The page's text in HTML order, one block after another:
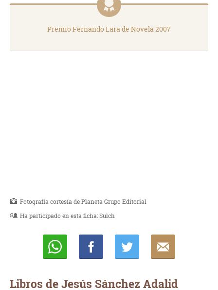
Premio Fernando Lara de Novela 2007
Fotografía cortesía de Planeta Grupo Editorial
Ha participado en esta ficha:Sulch
Libros de Jesús Sánchez Adalid